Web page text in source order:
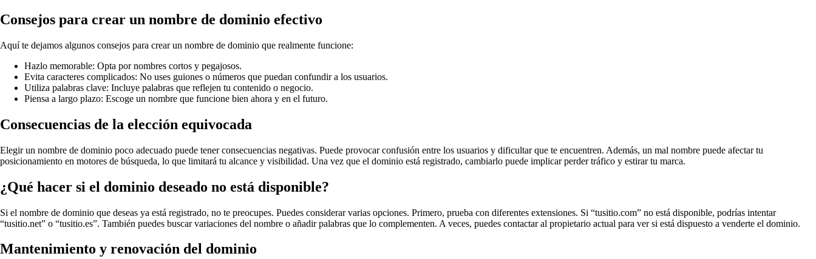
Consejos para crear un nombre de dominio efectivo
Aquí te dejamos algunos consejos para crear un nombre de dominio que realmente funcione:
Hazlo memorable: Opta por nombres cortos y pegajosos.
Evita caracteres complicados: No uses guiones o números que puedan confundir a los usuarios.
Utiliza palabras clave: Incluye palabras que reflejen tu contenido o negocio.
Piensa a largo plazo: Escoge un nombre que funcione bien ahora y en el futuro.
Consecuencias de la elección equivocada
Elegir un nombre de dominio poco adecuado puede tener consecuencias negativas. Puede provocar confusión entre los usuarios y dificultar que te encuentren. Además, un mal nombre puede afectar tu
posicionamiento en motores de búsqueda, lo que limitará tu alcance y visibilidad. Una vez que el dominio está registrado, cambiarlo puede implicar perder tráfico y estirar tu marca.
¿Qué hacer si el dominio deseado no está disponible?
Si el nombre de dominio que deseas ya está registrado, no te preocupes. Puedes considerar varias opciones. Primero, prueba con diferentes extensiones. Si “tusitio.com” no está disponible, podrías intentar
“tusitio.net” o “tusitio.es”. También puedes buscar variaciones del nombre o añadir palabras que lo complementen. A veces, puedes contactar al propietario actual para ver si está dispuesto a venderte el dominio.
Mantenimiento y renovación del dominio